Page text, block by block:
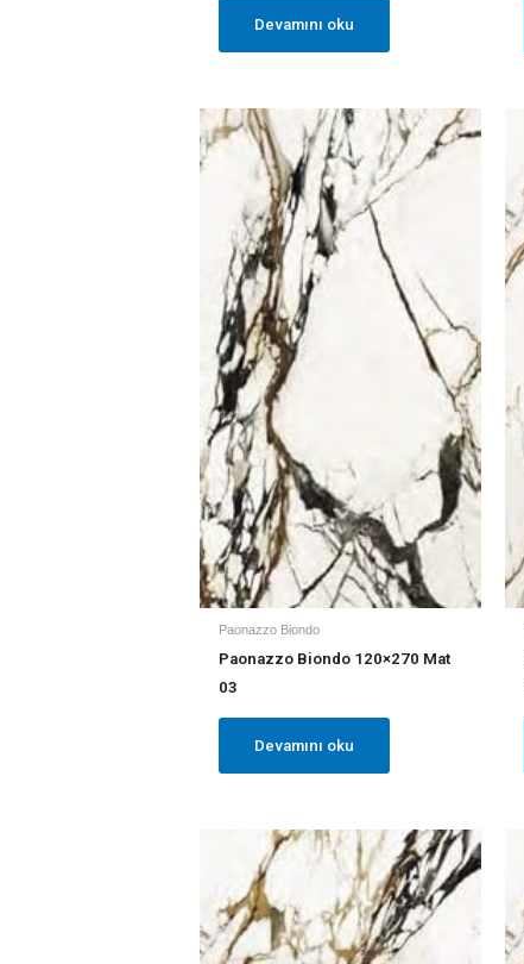
Devamını oku
Paonazzo Biondo
Paonazzo Biondo 120×270 Mat
03
Devamını oku